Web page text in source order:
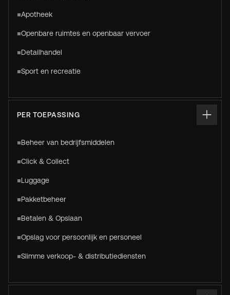
Apotheek
Openbare ruimtes en openbaar vervoer
Detailhandel
Sport en recreatie
PER TOEPASSING
Beheer van bedrijfsmiddelen
Click & Collect
Luggage
Pakketbeheer
Betalen & Opslaan
Opslag voor persoonlijk en personeel
Slimme verkoop- & distributiediensten